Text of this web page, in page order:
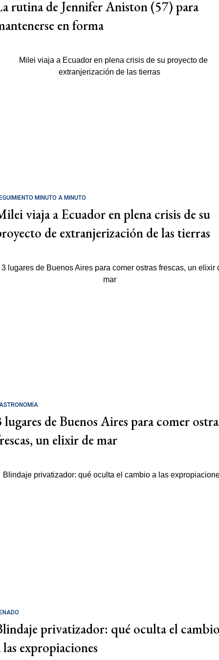
rutina de Jennifer Aniston (57) para
en forma
MINUTO A MINUTO
viaja a Ecuador en plena crisis de su
de extranjerización de las tierras
lugares de Buenos Aires para comer
un elixir de mar
privatizador: qué oculta el
las expropiaciones